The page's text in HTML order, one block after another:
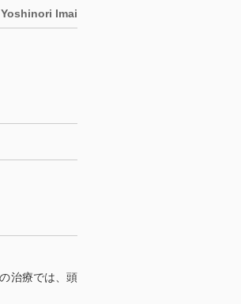
Yoshinori Imai
治療では、頭